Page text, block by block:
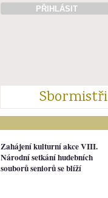
PŘIHLÁSIT
Sbormistři
Zahájení kulturní akce VIII.
Národní setkání hudebních
souborů seniorů se blíží